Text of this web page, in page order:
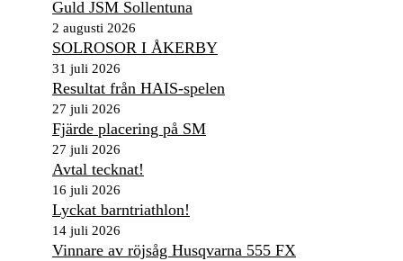
Guld JSM Sollentuna
2 augusti 2026
SOLROSOR I ÅKERBY
31 juli 2026
Resultat från HAIS-spelen
27 juli 2026
Fjärde placering på SM
27 juli 2026
Avtal tecknat!
16 juli 2026
Lyckat barntriathlon!
14 juli 2026
Vinnare av röjsåg Husqvarna 555 FX